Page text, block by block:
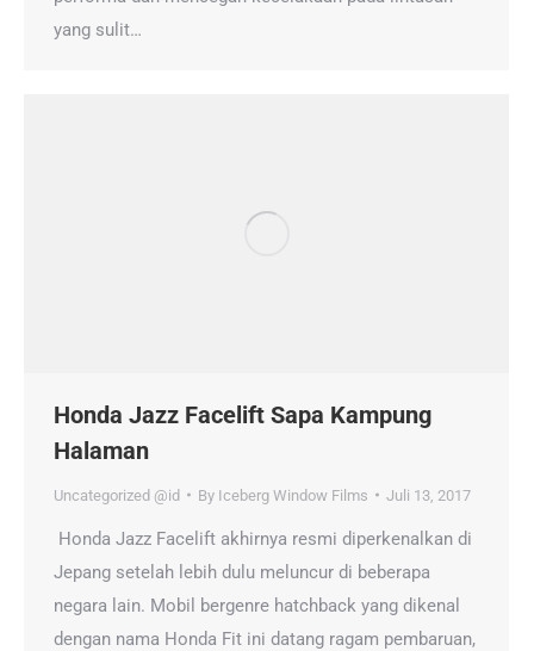
yang sulit…
Honda Jazz Facelift Sapa Kampung
Halaman
Uncategorized @id By Iceberg Window Films Juli 13, 2017
Honda Jazz Facelift akhirnya resmi diperkenalkan di
Jepang setelah lebih dulu meluncur di beberapa
negara lain. Mobil bergenre hatchback yang dikenal
dengan nama Honda Fit ini datang ragam pembaruan,